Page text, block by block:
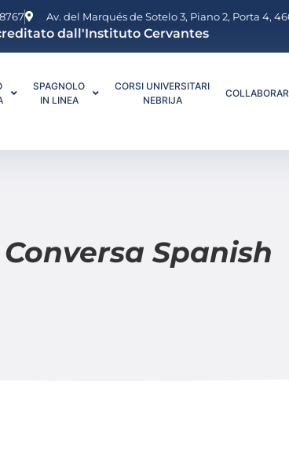
Av. del Marqués de Sotelo 3, Piano 2, Porta 4,
dall'Instituto Cervantes
SPAGNOLO
IN LINEA
CORSI UNIVERSITARI
NEBRIJA
Spanish